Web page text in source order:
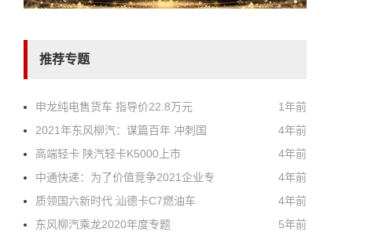
推荐专题
申龙纯电售货车 指导价22.8万元
1年前
2021年东风柳汽：谋篇百年 冲刺国
4年前
高端轻卡 陕汽轻卡K5000上市
4年前
中通快递：为了价值竞争2021企业专
4年前
质领国六新时代 汕德卡C7燃油车
4年前
东风柳汽乘龙2020年度专题
5年前